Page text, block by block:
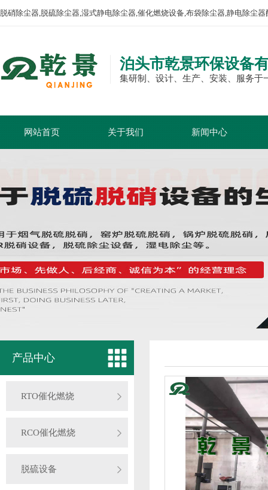
脱硝除尘器,脱硫除尘器,湿式静电除尘器,催化燃烧设备,布袋除尘器,静电除尘
泊头市乾景环保设备
集研制、设计、生产、安装、服务于
网站首页 关于我们 新闻中心
产品中心
RTO催化燃烧
RCO催化燃烧
脱硫设备